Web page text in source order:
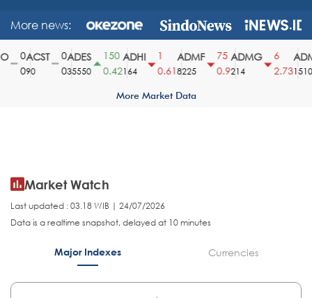
More news:
ACST
90
ADES
35550
150
0.42
ADHI
164
0.61
ADMF
8225
75
0.9
ADMG
214
2.731510
More Market Data
Market Watch
Last updated : 03.18 WIB | 24/07/2026
Data is a realtime snapshot, delayed at 10 minutes
Major Indexes Currencies